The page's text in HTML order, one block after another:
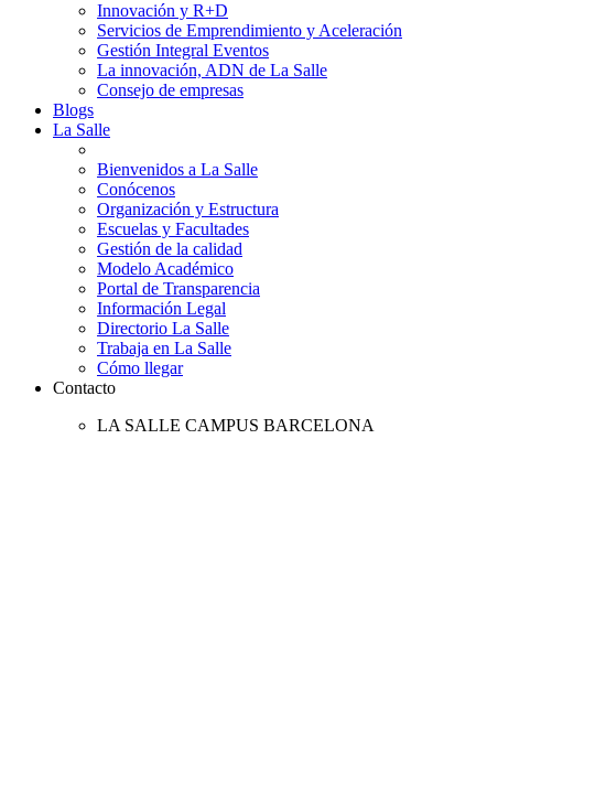
Innovación y R+D
Servicios de Emprendimiento y Aceleración
Gestión Integral Eventos
La innovación, ADN de La Salle
Consejo de empresas
Blogs
La Salle
Bienvenidos a La Salle
Conócenos
Organización y Estructura
Escuelas y Facultades
Gestión de la calidad
Modelo Académico
Portal de Transparencia
Información Legal
Directorio La Salle
Trabaja en La Salle
Cómo llegar
Contacto
LA SALLE CAMPUS BARCELONA